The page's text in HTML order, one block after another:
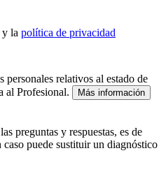
y la política de privacidad
personales relativos al estado de
al Profesional.
Más información
preguntas y respuestas, es de
puede sustituir un diagnóstico